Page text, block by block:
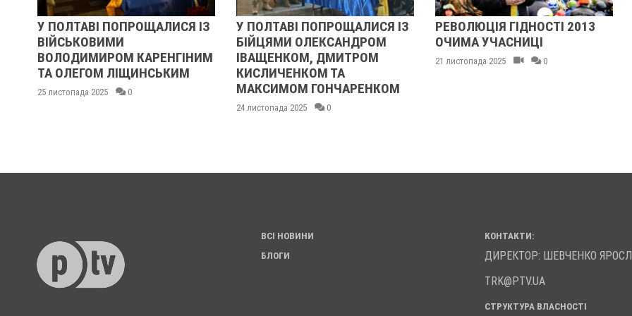
У ПОЛТАВІ ПОПРОЩАЛИСЯ ІЗ
ВІЙСЬКОВИМИ
ВОЛОДИМИРОМ КАРЕНГІНИМ
ТА ОЛЕГОМ ЛІЩИНСЬКИМ
25 листопада 2025 0
У ПОЛТАВІ ПОПРОЩАЛИСЯ ІЗ
БІЙЦЯМИ ОЛЕКСАНДРОМ
ІВАЩЕНКОМ, ДМИТРОМ
КИСЛИЧЕНКОМ ТА
МАКСИМОМ ГОНЧАРЕНКОМ
24 листопада 2025 0
РЕВОЛЮЦІЯ ГІДНОСТІ 2013
ОЧИМА УЧАСНИЦІ
21 листопада 2025 0
ВСІ НОВИНИ
БЛОГИ
КОНТАКТИ:
ДИРЕКТОР: ШЕВЧЕНКО
TRK@PTV.UA
СТРУКТУРА ВЛАСНОСТІ